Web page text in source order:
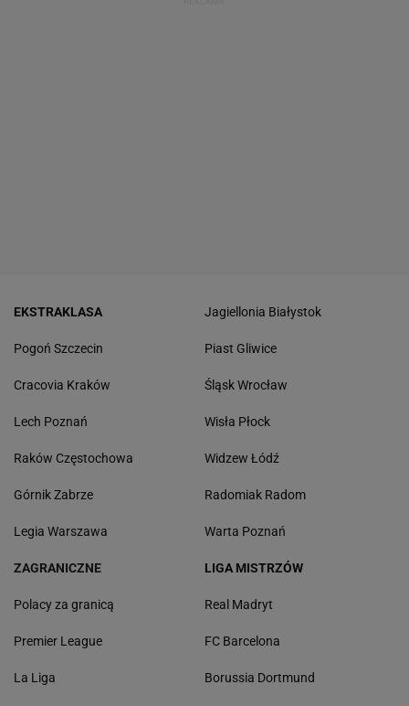
EKSTRAKLASA
Pogoń Szczecin
Cracovia Kraków
Lech Poznań
Raków Częstochowa
Górnik Zabrze
Legia Warszawa
Jagiellonia Białystok
Piast Gliwice
Śląsk Wrocław
Wisła Płock
Widzew Łódź
Radomiak Radom
Warta Poznań
ZAGRANICZNE
Polacy za granicą
Premier League
La Liga
LIGA MISTRZÓW
Real Madryt
FC Barcelona
Borussia Dortmund